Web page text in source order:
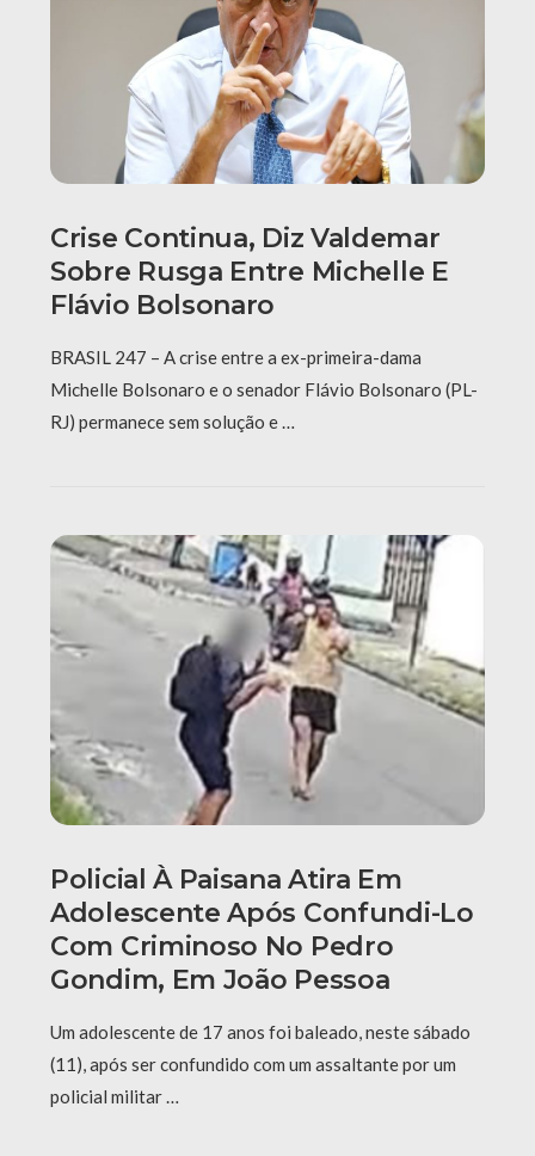
Crise Continua, Diz Valdemar
Sobre Rusga Entre Michelle E
Flávio Bolsonaro
BRASIL 247 – A crise entre a ex-primeira-dama
Michelle Bolsonaro e o senador Flávio Bolsonaro (PL-
RJ) permanece sem solução e …
Policial À Paisana Atira Em
Adolescente Após Confundi-Lo
Com Criminoso No Pedro
Gondim, Em João Pessoa
Um adolescente de 17 anos foi baleado, neste sábado
(11), após ser confundido com um assaltante por um
policial militar …